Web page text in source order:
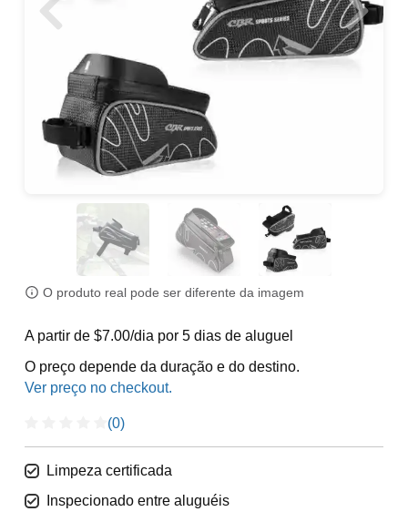
O produto real pode ser diferente da imagem
A partir de $7.00/dia por 5 dias de aluguel
O preço depende da duração e do destino.
(0)
Limpeza certificada
Inspecionado entre aluguéis